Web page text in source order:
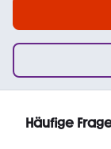
Häufige